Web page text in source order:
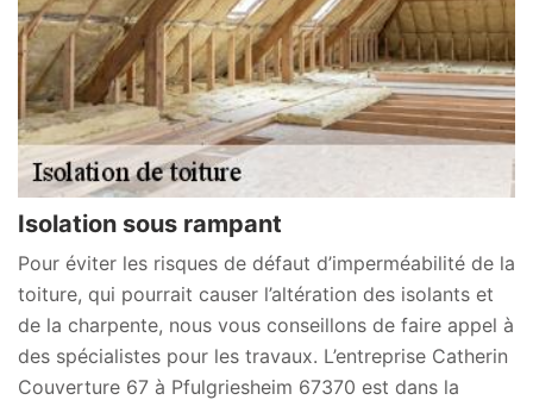
Isolation sous rampant
Pour éviter les risques de défaut d’imperméabilité de la
toiture, qui pourrait causer l’altération des isolants et
de la charpente, nous vous conseillons de faire appel à
des spécialistes pour les travaux. L’entreprise Catherin
Couverture 67 à Pfulgriesheim 67370 est dans la